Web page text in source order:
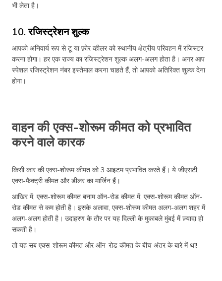
भी लेता है।
10. रजिस्ट्रेशन शुल्क
आपको अनिवार्य रूप से टू या फ़ोर व्हीलर को स्थानीय क्षेत्रीय परिवहन में रजिस्टर
करना होगा। हर एक राज्य का रजिस्ट्रेशन शुल्क अलग-अलग होता है। अगर आप
स्पेशल रजिस्ट्रेशन नंबर इस्तेमाल करना चाहते हैं, तो आपको अतिरिक्त शुल्क देना
होगा।
वाहन की एक्स-शोरूम कीमत को प्रभावित
करने वाले कारक
किसी कार की एक्स-शोरूम कीमत को 3 आइटम प्रभावित करते हैं। ये जीएसटी,
एक्स-फैक्ट्री कीमत और डीलर का मार्जिन हैं।
आखिर में, एक्स-शोरूम कीमत बनाम ऑन-रोड कीमत में, एक्स-शोरूम कीमत ऑन-
रोड कीमत से कम होती है। इसके अलावा, एक्स-शोरूम कीमत अलग-अलग शहर में
अलग-अलग होती है। उदाहरण के तौर पर यह दिल्ली के मुकाबले मुंबई में ज़्यादा हो
सकती है।
तो यह सब एक्स-शोरूम कीमत और ऑन-रोड कीमत के बीच अंतर के बारे में था!